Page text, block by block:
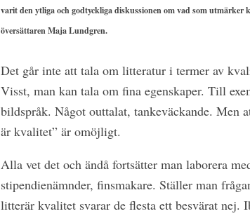
varit den ytliga och godtyckliga diskussionen om vad som utmärker
översättaren Maja Lundgren.
Det går inte att tala om litteratur i termer av
Visst, man kan tala om fina egenskaper. Till
bildspråk. Något outtalat, tankeväckande. Men
är kvalitet” är omöjligt.
Alla vet det och ändå fortsätter man laborera
stipendienämnder, finsmakare. Ställer man
litterär kvalitet svarar de flesta ett besvärat nej.